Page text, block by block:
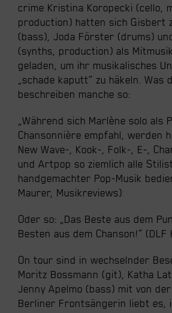
crime Kristina Koropecki (cello,
production) hatten sich Gisbert
(bass), Joda Förster (drums)
(synths, production) als
geladen, um ihr musikalisches
„schade kaputt“ zu häkeln. Was
beschreiben manche so:
„Während sich Marlène solo als
Chansonnière empfahl, werden
New Wave-, Kook-, Folk-, E-,
und Artpop so ziemlich alle
handgemachter Pop-Musik
Maurer, Musikreviews)
Oder so: „Das Beste aus dem
Besten aus dem Chanson!“ (DLF
On tour sind in wechselnder
Moritz Bossmann (git), Katha
Jenny Apelmo (bass) mit von
Berliner Frontsängerin liebt es,